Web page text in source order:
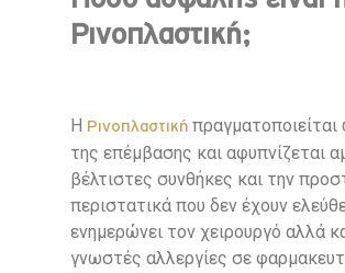
Ρινοπλαστική;
Η Ρινοπλαστική
της επέμβασης και αφυπνίζεται
βέλτιστες συνθήκες και την
περιστατικά που δεν έχουν
ενημερώνει τον χειρουργό αλλά
γνωστές αλλεργίες σε